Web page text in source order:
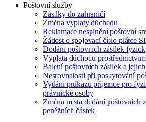
Poštovní služby
Zásilky do zahraničí
Změna výplaty důchodu
Reklamace nesplnění poštovní
Žádost o spojovací číslo plátce
Dodání poštovních zásilek
Výplata důchodu prostřednictvím
Balení poštovních zásilek a
Nesrovnalosti při poskytování
Vydání průkazu příjemce pro
právnické osoby
Změna místa dodání poštovních
peněžních částek